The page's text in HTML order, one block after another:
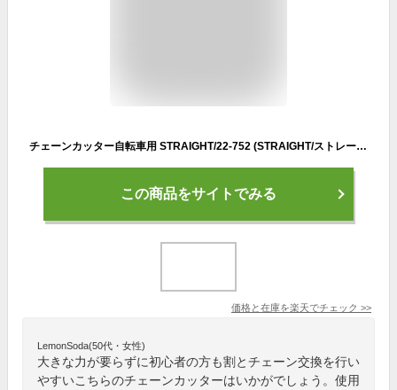
チェーンカッター自転車用 STRAIGHT/22-752 (STRAIGHT/ストレート)
この商品をサイトでみる
価格と在庫を楽天でチェック >>
LemonSoda(50代・女性)
大きな力が要らずに初心者の方も割とチェーン交換を行い
やすいこちらのチェーンカッターはいかがでしょう。使用